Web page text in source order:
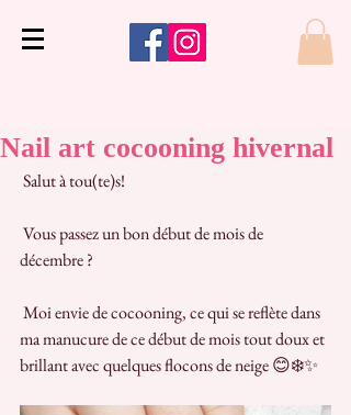
Nail art cocooning hivernal
Salut à tou(te)s!
décembre ?
ma manucure de ce début de mois tout doux et
brillant avec quelques flocons de neige 😊❄️✨